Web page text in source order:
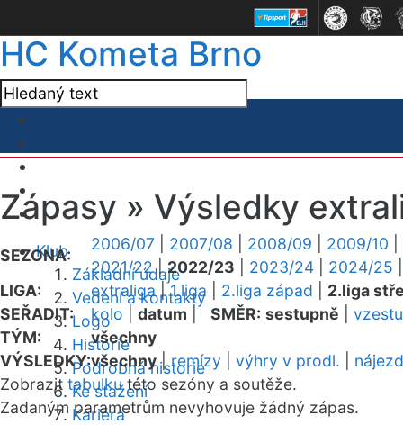
HC Kometa Brno
Klub
Základní údaje
Vedení a kontakty
Logo
Historie
Podrobná historie
Ke stažení
Kariéra
Zápasy » Výsledky
SEZONA:
2006/07 2007/08 2008/09 2009/10
2021/22|2022/23 2023/24 2024/25
LIGA:
extraliga |1.liga 2.liga západ 2.liga
SEŘADIT:
kolo datum SMĚR: sestupně
TÝM:
všechny
VÝSLEDKY:všechny|remízy výhry v prodl.
Zobrazit tabulkutéto sezóny a soutěže.
Zadaným parametrům nevyhovuje žádný zápas.